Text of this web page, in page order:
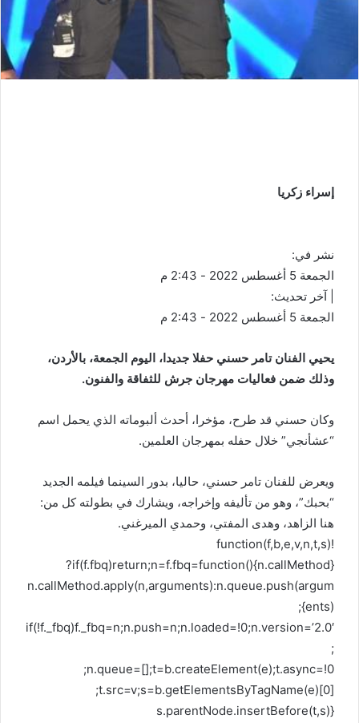
إسراء زكريا
نشر في:
الجمعة 5 أغسطس 2022 - 2:43 م
| آخر تحديث:
الجمعة 5 أغسطس 2022 - 2:43 م
يحيي الفنان تامر حسني حفلا جديدا، اليوم الجمعة، بالأردن،
وذلك ضمن فعاليات مهرجان جرش للثفاقة والفنون.
وكان حسني قد طرح، مؤخرا، أحدث ألبوماته الذي يحمل اسم
“عشأنجي” خلال حفله بمهرجان العلمين.
ويعرض للفنان تامر حسني، حاليا، بدور السينما فيلمه الجديد
“بحبك”، وهو من تأليفه وإخراجه، ويشارك في بطولته كل من:
هنا الزاهد، وهدى المفتي، وحمدي الميرغني.
!function(f,b,e,v,n,t,s)
{if(f.fbq)return;n=f.fbq=function(){n.callMethod?
n.callMethod.apply(n,arguments):n.queue.push(argum
ents)};
if(!f._fbq)f._fbq=n;n.push=n;n.loaded=!0;n.version=’2.0′
;
n.queue=[];t=b.createElement(e);t.async=!0;
t.src=v;s=b.getElementsByTagName(e)[0];
s.parentNode.insertBefore(t,s)}